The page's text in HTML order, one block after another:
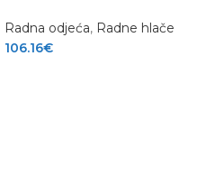
Radna odjeća, Radne hlače
106.16€